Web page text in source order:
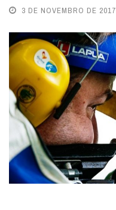
3 DE NOVEMBRO DE 2017